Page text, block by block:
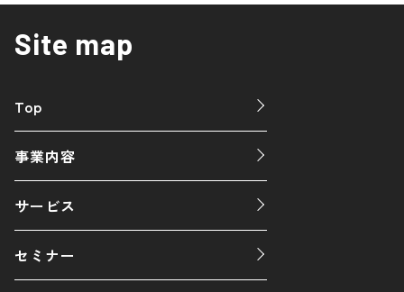
Site map
Top
事業内容
サービス
セミナー